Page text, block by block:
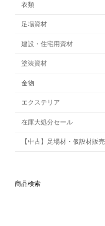
衣類
足場資材
建設・住宅用資材
塗装資材
金物
エクステリア
在庫大処分セール
【中古】足場材・仮設材販売
商品検索